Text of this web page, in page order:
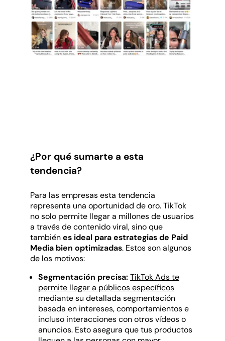
¿Por qué sumarte a esta
tendencia?
Para las empresas esta tendencia
representa una oportunidad de oro. TikTok
no solo permite llegar a millones de usuarios
a través de contenido viral, sino que
tambiénes ideal para estrategias de Paid
Media bien optimizadas. Estos son algunos
de los motivos:
Segmentación precisa:TikTok Ads te
permite llegar a públicos específicos
mediante su detallada segmentación
basada en intereses, comportamientos e
incluso interacciones con otros vídeos o
anuncios. Esto asegura que tus productos